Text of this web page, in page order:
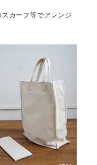
カーフ等でアレンジ